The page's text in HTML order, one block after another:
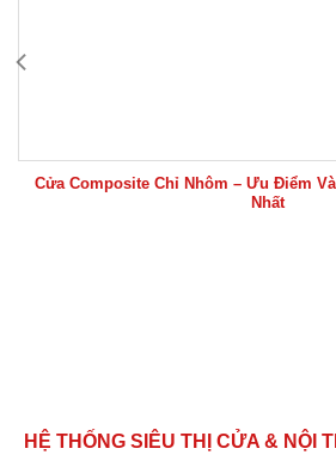
Cửa Composite Chỉ Nhôm – Ưu Điểm
Nhất
HỆ THỐNG SIÊU THỊ CỬA & NỘI